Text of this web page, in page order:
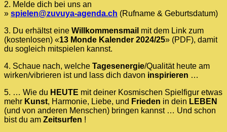
2. Melde dich bei uns an
» spielen@zuvuya-agenda.ch (Rufname & Geburtsdatum)
3. Du erhältst eine Willkommensmail mit dem Link zum
(kostenlosen) «13 Monde Kalender 2024/25» (PDF), damit
du sogleich mitspielen kannst.
4. Schaue nach, welche Tagesenergie/Qualität heute am
wirken/vibrieren ist und lass dich davon inspirieren …
5. … Wie du HEUTE mit deiner Kosmischen Spielfigur etwas
mehr Kunst, Harmonie, Liebe, und Frieden in dein LEBEN
(und von anderen Menschen) bringen kannst … Und schon
bist du am Zeitsurfen !